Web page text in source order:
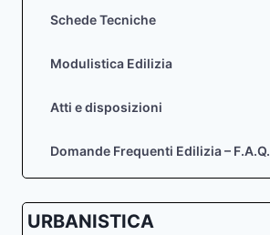
Schede Tecniche
Modulistica Edilizia
Atti e disposizioni
Domande Frequenti Edilizia – F.A.Q.
URBANISTICA